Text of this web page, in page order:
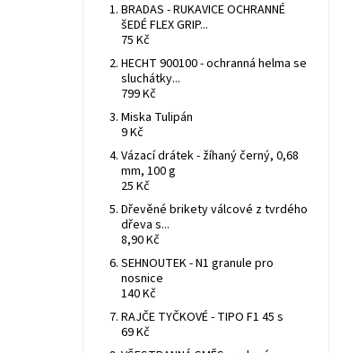
BRADAS - RUKAVICE OCHRANNÉ
šEDÉ FLEX GRIP...
75 Kč
HECHT 900100 - ochranná helma se
sluchátky...
799 Kč
Miska Tulipán
9 Kč
Vázací drátek - žíhaný černý, 0,68
mm, 100 g
25 Kč
Dřevěné brikety válcové z tvrdého
dřeva s...
8,90 Kč
SEHNOUTEK - N1 granule pro
nosnice
140 Kč
RAJČE TYČKOVÉ - TIPO F1 45 s
69 Kč